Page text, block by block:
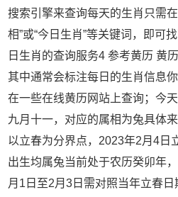
搜索引擎来查询每天的生肖只需
相”或“今日生肖”等关键词，即可
日生肖的查询服务4 参考黄历 黄
其中通常会标注每日的生肖信息
在一些在线黄历网站上查询；今
九月十一，对应的属相为兔具体
以立春为分界点，2023年2月4日
出生均属兔当前处于农历癸卯年
月1日至2月3日需对照当年立春